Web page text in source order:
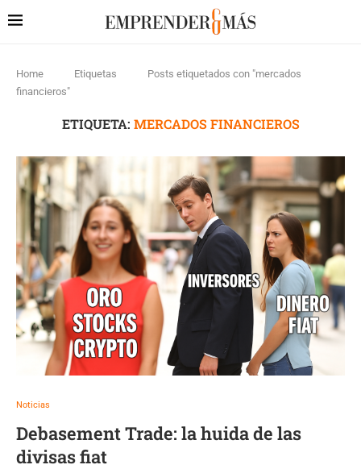
Home Etiquetas
Posts etiquetados con "mercados
financieros"
ETIQUETA: MERCADOS FINANCIEROS
Noticias
Debasement Trade: la huida de las
divisas fiat